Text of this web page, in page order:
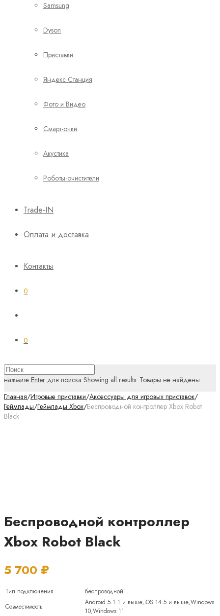
Samsung
Dyson
Приставки
Яндекс Станция
Фото и Видео
Смарт-очки
Акустика
Роботы-очистители
Trade-IN
Оплата и доставка
Контакты
0
0
нажмите Enter для поиска Showing all results: Товары не найдены.
Главная/Игровые приставки/Аксессуары для игровых приставок/
Геймпады/Геймпады Xbox/Беспроводной контроллер Xbox Robot
Black
Беспроводной контроллер
Xbox Robot Black
5 700 ₽
Тип подключения
беспроводной
Совместимость
Android 5.1.1 и выше,iOS 14.5 и выше,Windows
10,Windows 11